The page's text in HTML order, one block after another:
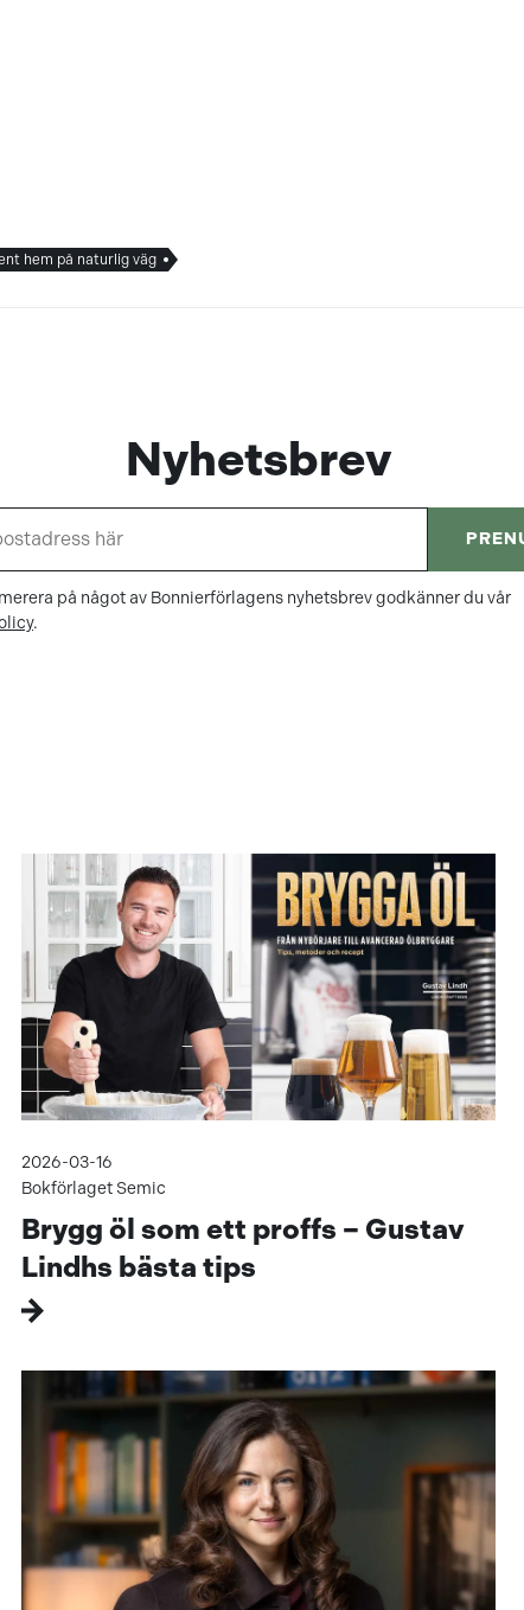
hem på naturlig väg
Nyhetsbrev
på något av Bonnierförlagens nyhetsbrev godkänner du vår
.
2026-03-16
Bokförlaget Semic
Brygg öl som ett proffs – Gustav
Lindhs bästa tips